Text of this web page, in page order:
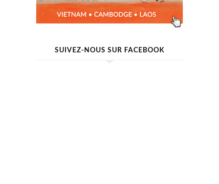
SUIVEZ-NOUS SUR FACEBOOK